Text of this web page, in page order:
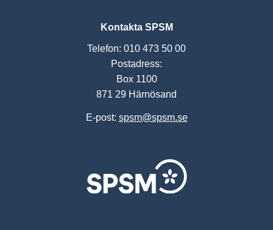
Kontakta SPSM
Telefon: 010 473 50 00
Postadress:
Box 1100
871 29 Härnösand
E-post: spsm@spsm.se